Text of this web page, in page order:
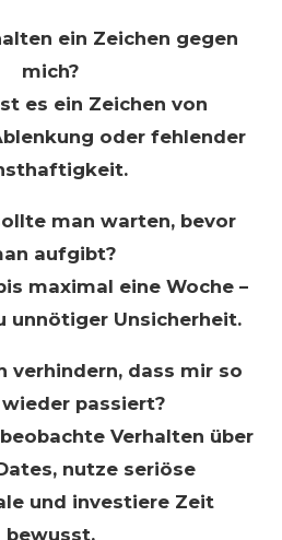
ein Zeichen gegen
mich?
es ein Zeichen von
oder fehlender
man warten, bevor
aufgibt?
maximal eine Woche –
unnötiger Unsicherheit.
verhindern, dass mir so
passiert?
Verhalten über
nutze seriöse
und investiere Zeit
bewusst.